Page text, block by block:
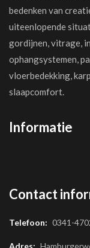
bedenken van
uiteenlopende
gordijnen, vitrage,
ophangsystemen,
vloerbedekking,
slaapcomfort.
Informatie
Contact
Telefoon: 0341-
Adres: